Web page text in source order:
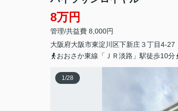
8万円
管理/共益費 8,000円
大阪府大阪市東淀川区下新庄３丁目4-27
おおさか東線「ＪＲ淡路」駅徒歩10分
1/28